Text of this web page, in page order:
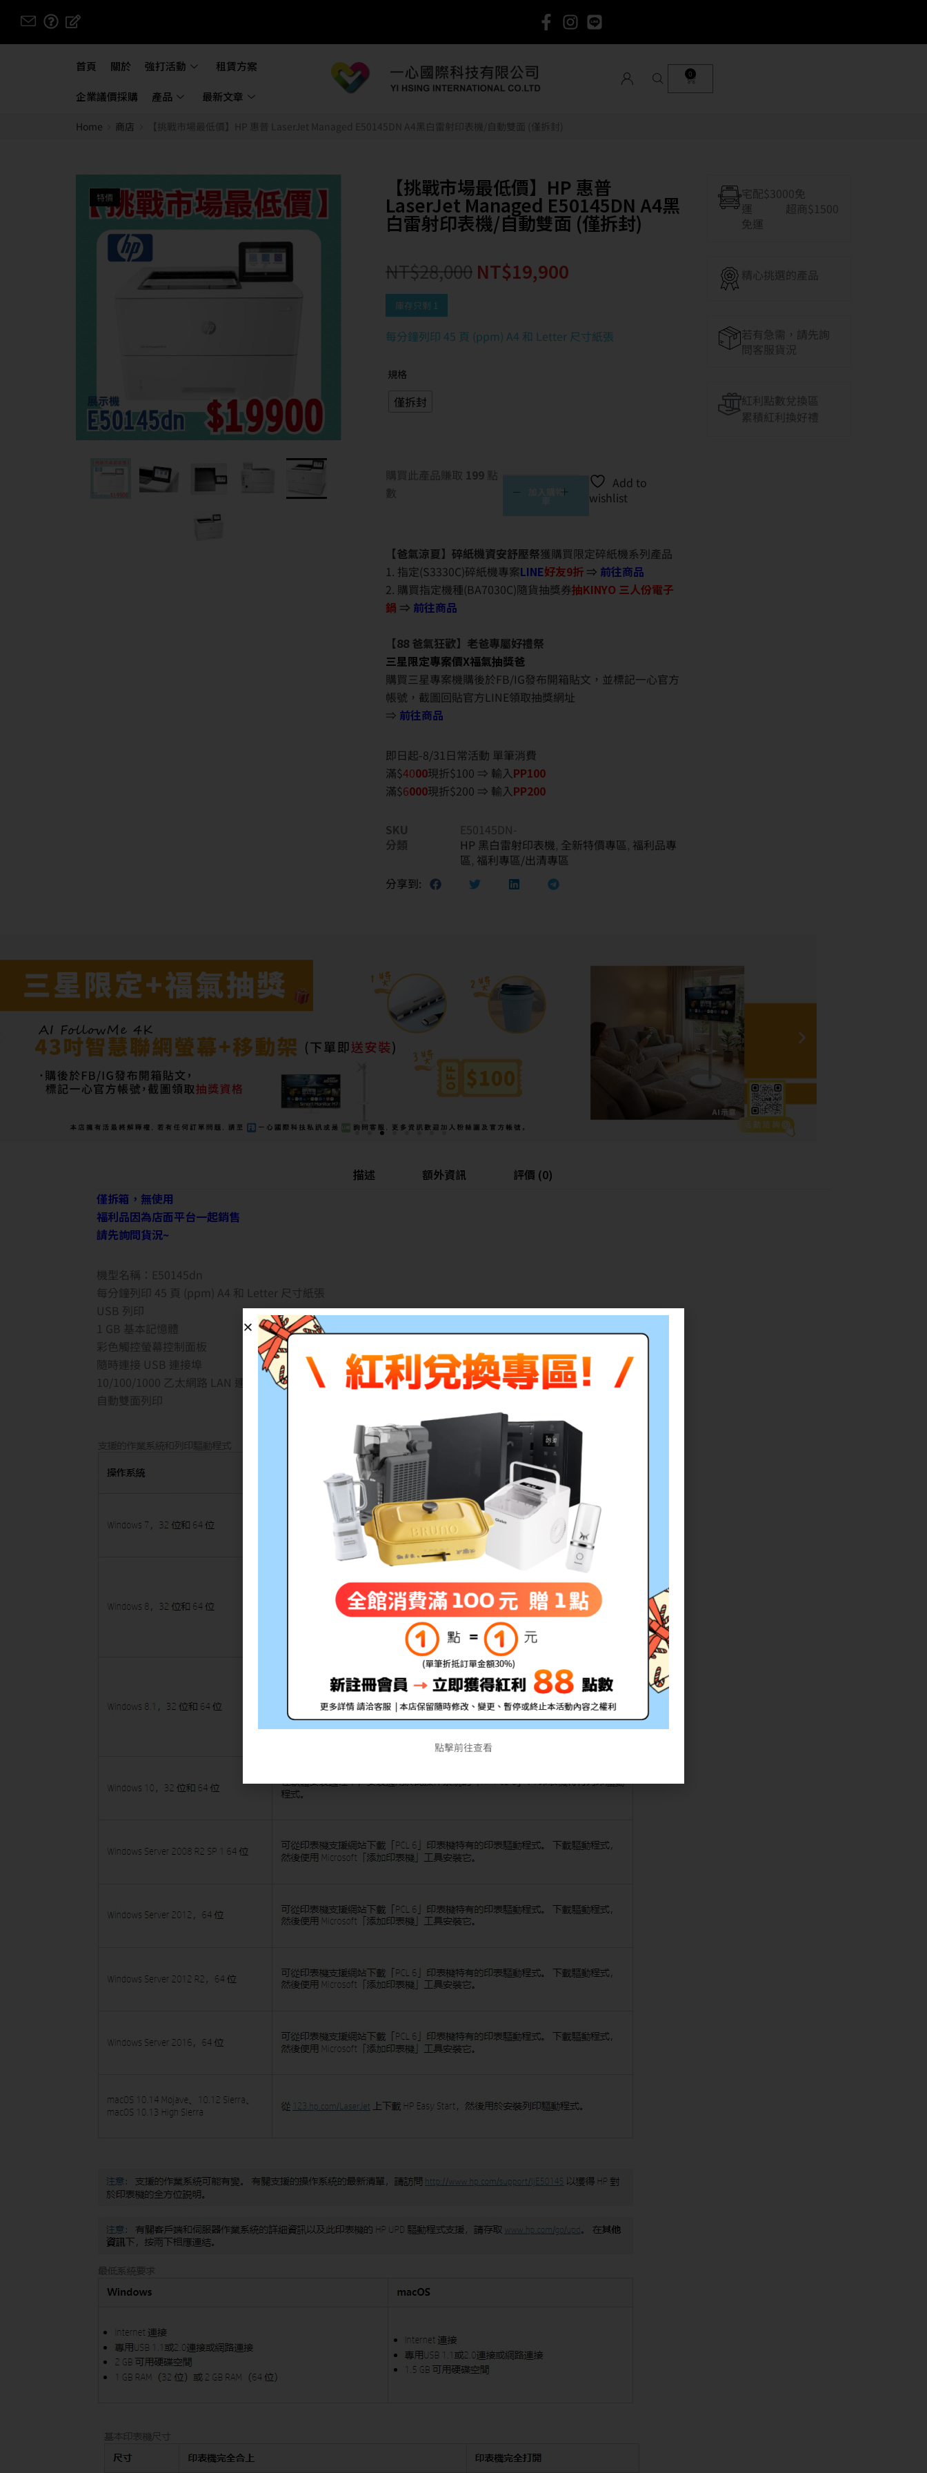
首頁 關於 強打活動 租賃方案
企業議價採購 產品 最新文章
0
Home 商店 【挑戰市場最低價】HP 惠普 LaserJet Managed E50145DN A4黑白雷射印表機/自動雙面 (僅拆封)
特價 【挑戰市場最低價】HP 惠普
LaserJet Managed E50145DN A4黑
白雷射印表機/自動雙面 (僅拆封)
NT$28,000 NT$19,900
庫存只剩 1
每分鐘列印 45 頁 (ppm) A4 和 Letter 尺寸紙張
規格
僅拆封
購買此產品賺取 199點
數
加入購物
Add to
wishlist
【爸氣涼夏】碎紙機資安舒壓祭獲購買限定碎紙機系列產品
1. 指定(S3330C)碎紙機專案LINE好友9折 ⇒ 前往商品
2. 購買指定機種(BA7030C)隨貨抽獎券抽KINYO 三人份電子
鍋 ⇒ 前往商品
【88 爸氣狂歡】老爸專屬好禮祭
三星限定專案價X福氣抽獎爸
購買三星專案機購後於FB/IG發布開箱貼文，並標記一心官方
帳號，截圖回貼官方LINE領取抽獎網址
⇒ 前往商品
即日起-8/31日常活動 單筆消費
滿$4000現折$100 ⇒ 輸入PP100
滿$6000現折$200 ⇒ 輸入PP200
SKU
E50145DN-
分類
HP 黑白雷射印表機, 全新特價專區, 福利品專
區, 福利專區/出清專區
分享到:
宅配$3000免
運 超商$1500
免運
精心挑選的產品
若有急需，請先詢
問客服貨況
紅利點數兌換區
累積紅利換好禮
描述 額外資訊
評價 (0)
僅拆箱，無使用
福利品因為店面平台一起銷售
請先詢問貨況~
機型名稱：E50145dn
每分鐘列印 45 頁 (ppm) A4 和 Letter 尺寸紙張
USB 列印
1 GB 基本記憶體
彩色觸控螢幕控制面板
隨時連接 USB 連接埠
10/100/1000 乙太網路 LAN 連線，IPv4 和 IPv6
自動雙面列印
點擊前往查看